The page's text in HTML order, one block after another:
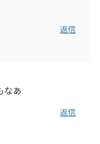
返信
なあ
返信